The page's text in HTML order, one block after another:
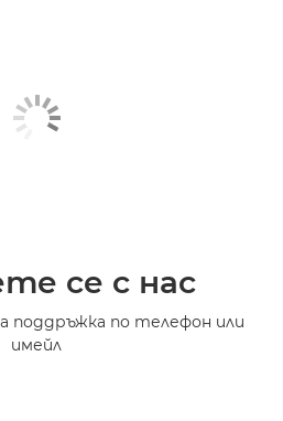
се с нас
поддръжка по телефон или
имейл